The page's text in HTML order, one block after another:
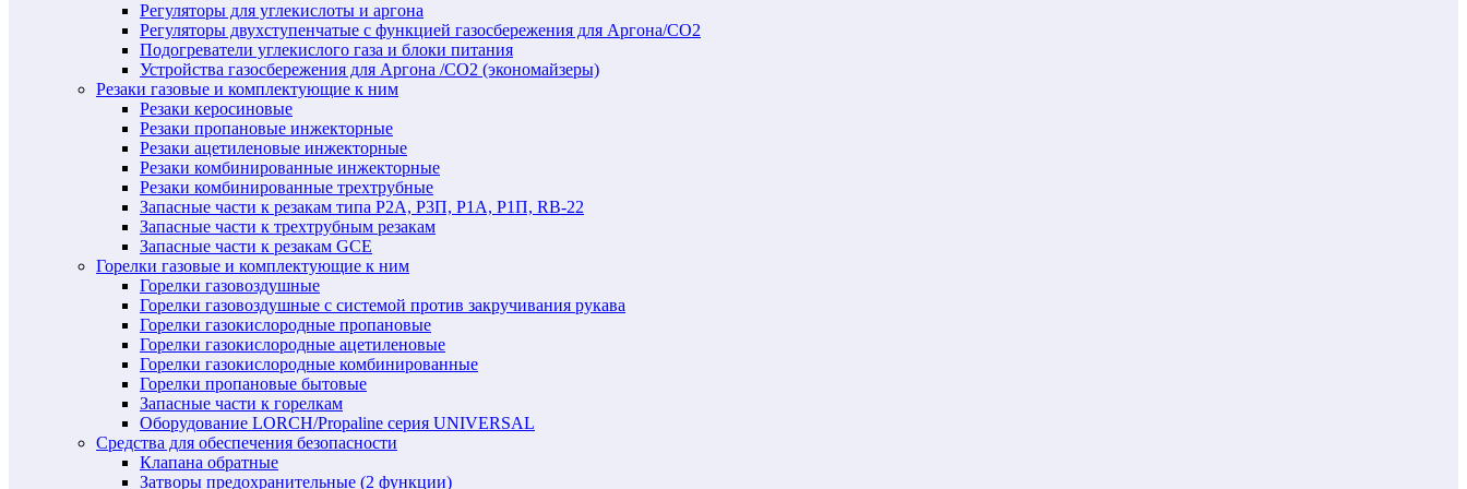
Регуляторы для углекислоты и аргона
Регуляторы двухступенчатые c функцией газосбережения для Аргона/СО2
Подогреватели углекислого газа и блоки питания
Устройства газосбережения для Аргона /СО2 (экономайзеры)
Резаки газовые и комплектующие к ним
Резаки керосиновые
Резаки пропановые инжекторные
Резаки ацетиленовые инжекторные
Резаки комбинированные инжекторные
Резаки комбинированные трехтрубные
Запасные части к резакам типа Р2А, Р3П, Р1А, Р1П, RB-22
Запасные части к трехтрубным резакам
Запасные части к резакам GCE
Горелки газовые и комплектующие к ним
Горелки газовоздушные
Горелки газовоздушные с системой против закручивания рукава
Горелки газокислородные пропановые
Горелки газокислородные ацетиленовые
Горелки газокислородные комбинированные
Горелки пропановые бытовые
Запасные части к горелкам
Оборудование LORCH/Propaline серия UNIVERSAL
Средства для обеспечения безопасности
Клапана обратные
Затворы предохранительные (2 функции)